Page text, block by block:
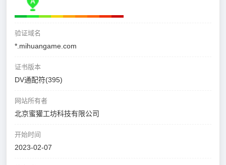
验证域名
*.mihuangame.com
证书版本
DV通配符(395)
网站所有者
北京蜜獾工坊科技有限公司
开始时间
2023-02-07